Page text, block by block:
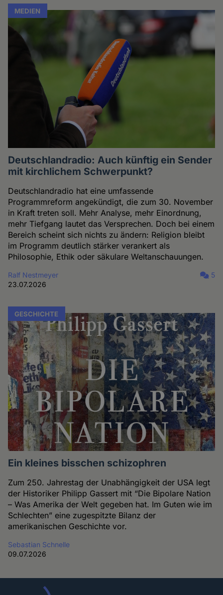
MEDIEN
Deutschlandradio: Auch künftig ein Sender
mit kirchlichem Schwerpunkt?
Deutschlandradio hat eine umfassende
Programmreform angekündigt, die zum 30. November
in Kraft treten soll. Mehr Analyse, mehr Einordnung,
mehr Tiefgang lautet das Versprechen. Doch bei einem
Bereich scheint sich nichts zu ändern: Religion bleibt
im Programm deutlich stärker verankert als
Philosophie, Ethik oder säkulare Weltanschauungen.
Ralf Nestmeyer
23.07.2026
5
GESCHICHTE
Ein kleines bisschen schizophren
Zum 250. Jahrestag der Unabhängigkeit der USA legt
der Historiker Philipp Gassert mit “Die Bipolare Nation
– Was Amerika der Welt gegeben hat. Im Guten wie im
Schlechten” eine zugespitzte Bilanz der
amerikanischen Geschichte vor.
Sebastian Schnelle
09.07.2026